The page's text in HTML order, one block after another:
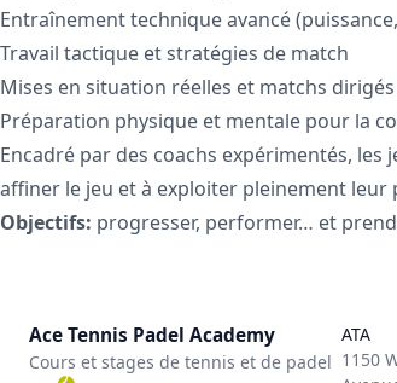
Entraînement technique avancé
Travail tactique et stratégies de match
Mises en situation réelles et matchs dirigés
Préparation physique et mentale pour la
Encadré par des coachs expérimentés,
affiner le jeu et à exploiter pleinement leur
Objectifs: progresser, performer… et
Ace Tennis Padel Academy
Cours et stages de tennis et de padel
ATA
1150